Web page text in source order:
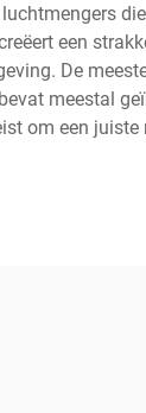
een
De
meestal
om een